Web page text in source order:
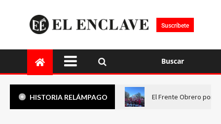
Suscríbete
Buscar
HISTORIA RELÁMPAGO El Frente Obrero pone